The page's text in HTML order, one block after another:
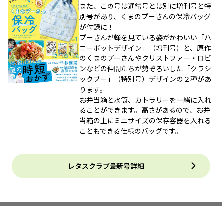
また、この号は通常号とは別に増刊号と特
別号があり、くまのプーさんの保冷バッグ
が付録に！
プーさんが蜂を見ている姿がかわいい「ハ
ニーポットデザイン」（増刊号）と、原作
のくまのプーさんやクリストファー・ロビ
ンなどの仲間たちが勢ぞろいした「クラシ
ックプー」（特別号）デザインの２種があ
ります。
お弁当箱と水筒、カトラリーを一緒に入れ
ることができます。高さがあるので、お弁
当箱の上にミニサイズの保存容器を入れる
こともできる仕様のバッグです。
レタスクラブ最新号詳細